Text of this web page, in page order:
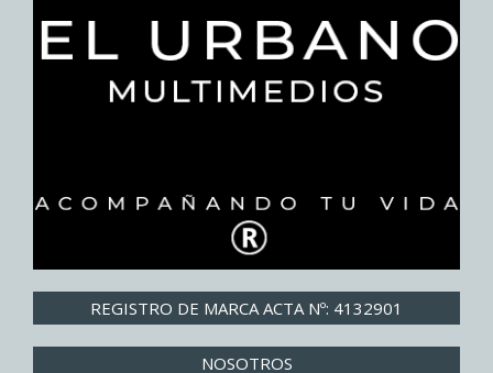
REGISTRO DE MARCA ACTA Nº: 4132901
NOSOTROS